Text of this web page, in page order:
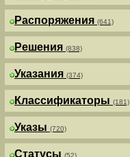
Распоряжения (641)
Решения (838)
Указания (374)
Классификаторы (181)
Указы (720)
Статусы (52)